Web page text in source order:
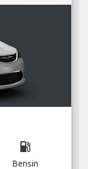
local_gas_station
Bensin